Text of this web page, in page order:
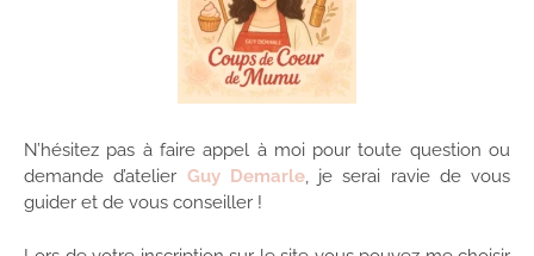
N’hésitez pas à faire appel à moi pour toute question ou
demande d’atelier Guy Demarle, je serai ravie de vous
guider et de vous conseiller !